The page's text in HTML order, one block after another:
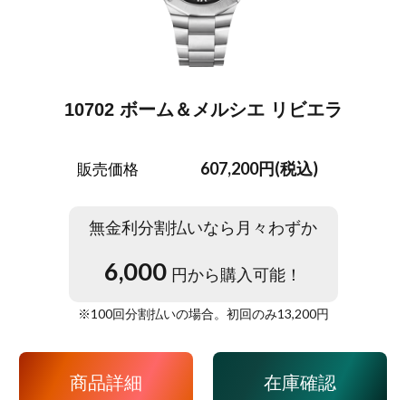
10702 ボーム＆メルシエ リビエラ
販売価格 607,200円(税込)
無金利分割払いなら月々わずか
6,000 円から購入可能！
※100回分割払いの場合。初回のみ13,200円
商品詳細 在庫確認